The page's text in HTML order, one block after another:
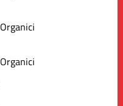
Organici
Organici